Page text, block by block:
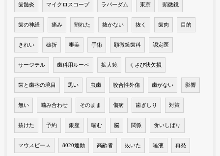
歯髄炎 マイクロスコープ ラバーダム 東京 顕微鏡
歯の神経 痛み 割れた 抜かない 抜く 歯肉 目的
きれい 破折 審美 手術 顕微鏡歯科 認定医
サージテル 歯科用ルーペ 拡大鏡 くさび状欠損
歯と歯茎の境目 黒い 虫歯 咬合性外傷 歯がない 影響
無い 噛み合わせ そのまま 傷病 歯ぎしり 対策
抜けた 予約 銀座 噛む 脳 関係 食いしばり
マウスピース 8020運動 高齢者 抜いた 唾液 再発